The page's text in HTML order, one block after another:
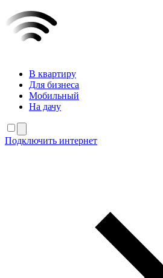
В квартиру
Для бизнеса
Мобильный
На дачу
Подключить интернет